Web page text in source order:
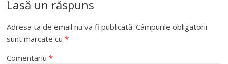
Lasă un răspuns
Adresa ta de email nu va fi publicată. Câmpurile obligatorii
sunt marcate cu*
Comentariu*